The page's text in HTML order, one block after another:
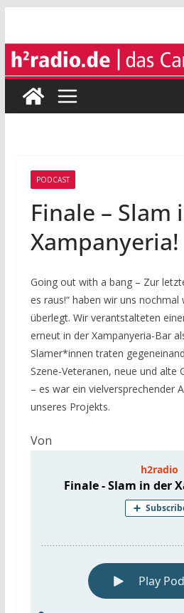
springen
PODCAST
Finale – Slam
Xampanyeria!
Going out with a bang – Zur
es raus!“ haben wir uns
überlegt. Wir verantstalteten
erneut in der Xampanyeria-Bar
Slamer*innen traten
Szene-Veteranen, neue und alte
– es war ein vielversprechender
unseres Projekts.
Von